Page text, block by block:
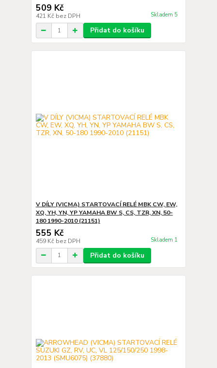
509 Kč
421 Kč bez DPH Skladem 5
Přidat do košíku
V DÍLY (VICMA) STARTOVACÍ RELÉ MBK CW, EW,
XQ, YH, YN, YP YAMAHA BW S, CS, TZR, XN, 50-
180 1990-2010 (21151)
555 Kč
459 Kč bez DPH Skladem 1
Přidat do košíku